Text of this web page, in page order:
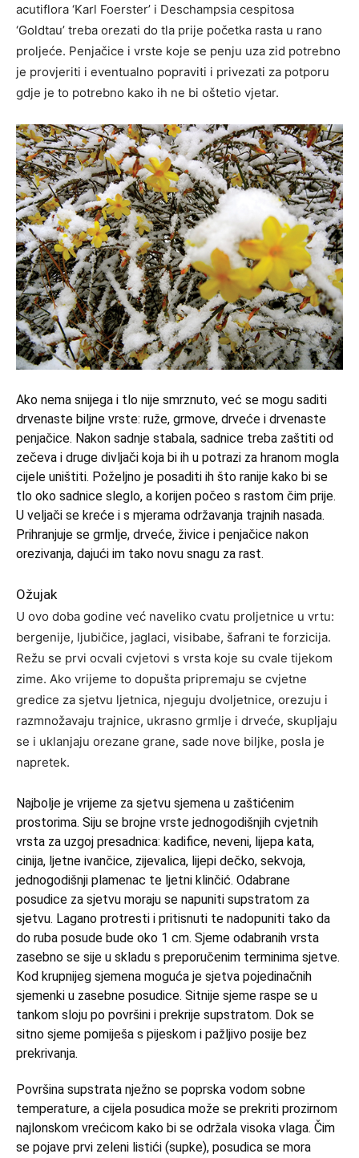
acutiflora ‘Karl Foerster’ i Deschampsia cespitosa
‘Goldtau’ treba orezati do tla prije početka rasta u rano
proljeće. Penjačice i vrste koje se penju uza zid potrebno
je provjeriti i eventualno popraviti i privezati za potporu
gdje je to potrebno kako ih ne bi oštetio vjetar.
Ako nema snijega i tlo nije smrznuto, već se mogu saditi
drvenaste biljne vrste: ruže, grmove, drveće i drvenaste
penjačice. Nakon sadnje stabala, sadnice treba zaštiti od
zečeva i druge divljači koja bi ih u potrazi za hranom mogla
cijele uništiti. Poželjno je posaditi ih što ranije kako bi se
tlo oko sadnice sleglo, a korijen počeo s rastom čim prije.
U veljači se kreće i s mjerama održavanja trajnih nasada.
Prihranjuje se grmlje, drveće, živice i penjačice nakon
orezivanja, dajući im tako novu snagu za rast.
Ožujak
U ovo doba godine već naveliko cvatu proljetnice u vrtu:
bergenije, ljubičice, jaglaci, visibabe, šafrani te forzicija.
Režu se prvi ocvali cvjetovi s vrsta koje su cvale tijekom
zime. Ako vrijeme to dopušta pripremaju se cvjetne
gredice za sjetvu ljetnica, njeguju dvoljetnice, orezuju i
razmnožavaju trajnice, ukrasno grmlje i drveće, skupljaju
se i uklanjaju orezane grane, sade nove biljke, posla je
napretek.
Najbolje je vrijeme za sjetvu sjemena u zaštićenim
prostorima. Siju se brojne vrste jednogodišnjih cvjetnih
vrsta za uzgoj presadnica: kadifice, neveni, lijepa kata,
cinija, ljetne ivančice, zijevalica, lijepi dečko, sekvoja,
jednogodišnji plamenac te ljetni klinčić. Odabrane
posudice za sjetvu moraju se napuniti supstratom za
sjetvu. Lagano protresti i pritisnuti te nadopuniti tako da
do ruba posude bude oko 1 cm. Sjeme odabranih vrsta
zasebno se sije u skladu s preporučenim terminima sjetve.
Kod krupnijeg sjemena moguća je sjetva pojedinačnih
sjemenki u zasebne posudice. Sitnije sjeme raspe se u
tankom sloju po površini i prekrije supstratom. Dok se
sitno sjeme pomiješa s pijeskom i pažljivo posije bez
prekrivanja.
Površina supstrata nježno se poprska vodom sobne
temperature, a cijela posudica može se prekriti prozirnom
najlonskom vrećicom kako bi se održala visoka vlaga. Čim
se pojave prvi zeleni listići (supke), posudica se mora